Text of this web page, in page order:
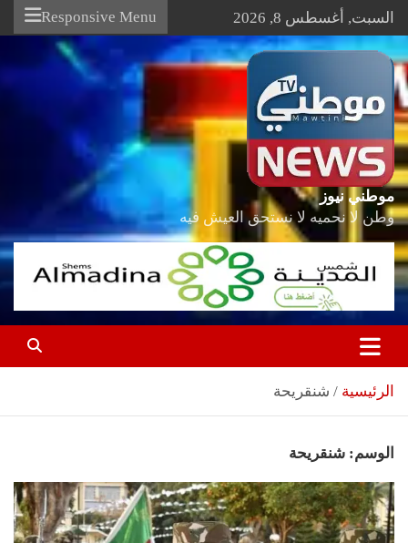
Skip
content
السبت, أغسطس 8, 2026 Responsive Menu
موطني نيوز
وطن لا نحميه لا نستحق العيش فيه
الرئيسية شنقريحة
الوسم: شنقريحة